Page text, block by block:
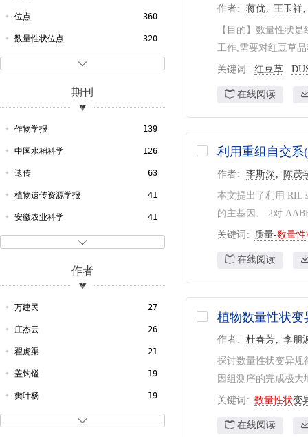
1999
1998
1997 50
剑桥科学文摘 349
文摘杂志 289

位点 360
数量性状位点 320
数量性状基因 291
QTL 220
数量性状基因座 213
QTL定位 165
育种 161
玉米 126
主要数量性状 123
数量性状座位 98
小麦 95
分子标记 92
QTL分析 92
期刊

作物学报 139
中国水稻科学 126
遗传 63
植物遗传资源学报 41
安徽农业科学 41
西南农业学报 34
西北农业学报 27
湖北农业科学 23
江苏农业科学 22
中国家禽 21
江苏农业学报 21
核农学报 21
作者

万建民 27
庄杰云 26
翟虎渠 21
盖钧镒 19
樊叶杨 19
作者 蒋优 王玉祥
【目的】数量性状
工作,需要对红豆草
关键词 红豆草
在线阅读
利用重组自交
作者 李斯深 陈茂
本文提出了利用 RIL
的主基因、 2对
关键词 质量-数量性
在线阅读
植物数量性状
作者 杜春芳 李朋
探讨数量性状变异规
因组测序的完成极
关键词 数量性状变
在线阅读